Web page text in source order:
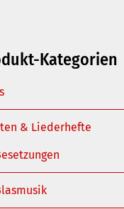
Kategorien
& Liederhefte